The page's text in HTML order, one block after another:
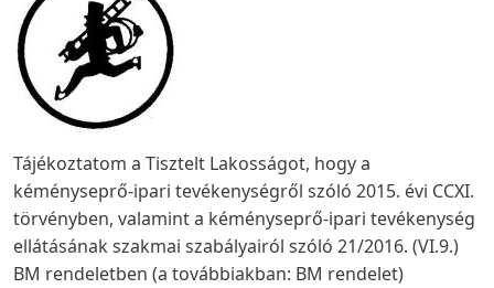
Tájékoztatom a Tisztelt Lakosságot, hogy a
kéményseprő-ipari tevékenységről szóló 2015. évi CCXI.
törvényben, valamint a kéményseprő-ipari tevékenység
ellátásának szakmai szabályairól szóló 21/2016. (VI.9.)
BM rendeletben (a továbbiakban: BM rendelet)